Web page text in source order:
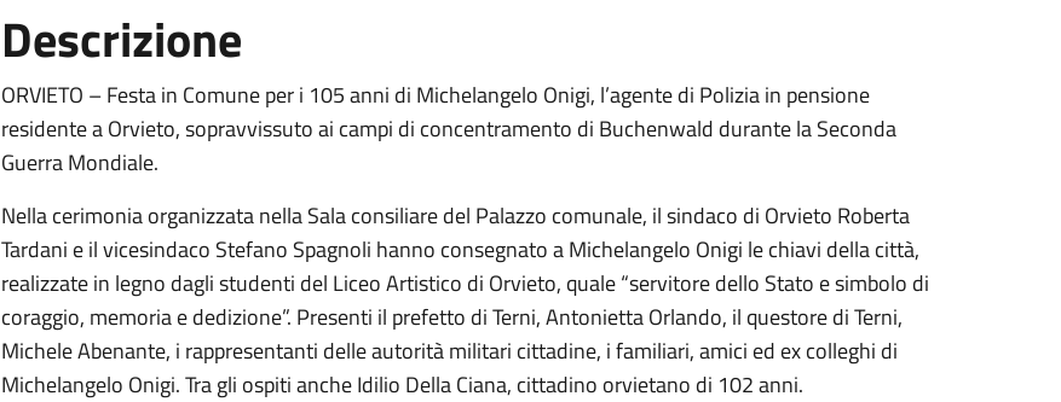
Descrizione
ORVIETO – Festa in Comune per i 105 anni di Michelangelo Onigi, l’agente di Polizia in pensione
residente a Orvieto, sopravvissuto ai campi di concentramento di Buchenwald durante la Seconda
Guerra Mondiale.
Nella cerimonia organizzata nella Sala consiliare del Palazzo comunale, il sindaco di Orvieto Roberta
Tardani e il vicesindaco Stefano Spagnoli hanno consegnato a Michelangelo Onigi le chiavi della città,
realizzate in legno dagli studenti del Liceo Artistico di Orvieto, quale “servitore dello Stato e simbolo di
coraggio, memoria e dedizione”. Presenti il prefetto di Terni, Antonietta Orlando, il questore di Terni,
Michele Abenante, i rappresentanti delle autorità militari cittadine, i familiari, amici ed ex colleghi di
Michelangelo Onigi. Tra gli ospiti anche Idilio Della Ciana, cittadino orvietano di 102 anni.